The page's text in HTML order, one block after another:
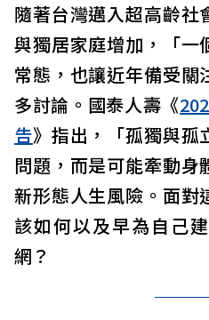
隨著台灣邁入超高齡社
與獨居家庭增加，「一
常態，也讓近年備受關
多討論。國泰人壽《
告》指出，「孤獨與孤
問題，而是可能牽動身
新形態人生風險。面對
該如何以及早為自己
網？